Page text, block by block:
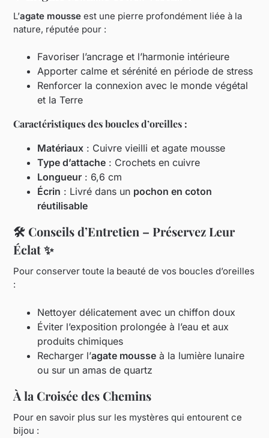
L’agate mousse est une pierre profondément liée à la
nature, réputée pour :
Favoriser l’ancrage et l’harmonie intérieure
Apporter calme et sérénité en période de stress
Renforcer la connexion avec le monde végétal
et la Terre
Caractéristiques des boucles d’oreilles :
Matériaux : Cuivre vieilli et agate mousse
Type d’attache : Crochets en cuivre
Longueur : 6,6 cm
Écrin : Livré dans un pochon en coton
réutilisable
🛠️ Conseils d’Entretien – Préservez Leur
Éclat ✨
Pour conserver toute la beauté de vos boucles d’oreilles
:
Nettoyer délicatement avec un chiffon doux
Éviter l’exposition prolongée à l’eau et aux
produits chimiques
Recharger l’agate mousse à la lumière lunaire
ou sur un amas de quartz
À la Croisée des Chemins
Pour en savoir plus sur les mystères qui entourent ce
bijou :